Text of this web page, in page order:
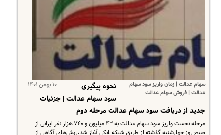
سهام عدالت | زمان واریز سود سهام
عدالت | فروش سهام عدالت
۱۰ بهمن ۱۴۰۱
نحوه پیگیری
سود سهام عدالت | جزئیات
جدید از دریافت سود سهام عدالت مرحله دوم
مرحله نخست واریز سود سهام عدالت به ۴۳ میلیون و ۷۴۰ هزار نفر ایرانی از
صبح روز چهارشنبه گذشته از طریق شبکه بانکی آغاز شد،روش‌های آگاهی از